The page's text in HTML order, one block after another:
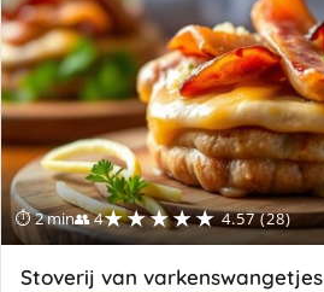
⏱ 2 min👥 4★★★★★ 4.57 (28)
Stoverij van varkenswangetjes